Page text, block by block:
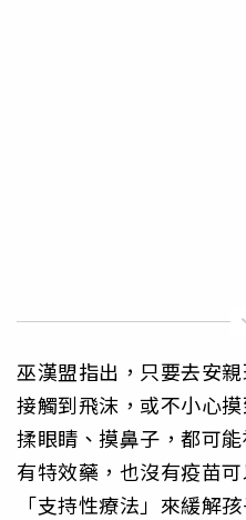
巫漢盟指出，只要去安
接觸到飛沫，或不小心
揉眼睛、摸鼻子，都可
有特效藥，也沒有疫苗
「支持性療法」來緩解